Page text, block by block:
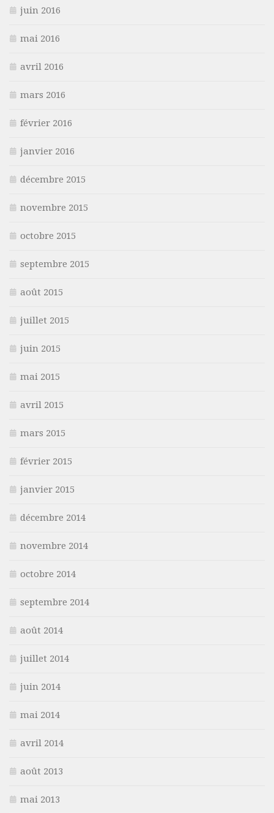
juin 2016
mai 2016
avril 2016
mars 2016
février 2016
janvier 2016
décembre 2015
novembre 2015
octobre 2015
septembre 2015
août 2015
juillet 2015
juin 2015
mai 2015
avril 2015
mars 2015
février 2015
janvier 2015
décembre 2014
novembre 2014
octobre 2014
septembre 2014
août 2014
juillet 2014
juin 2014
mai 2014
avril 2014
août 2013
mai 2013